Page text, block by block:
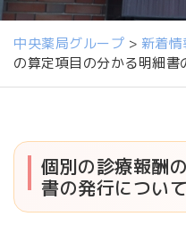
中央薬局グループ > 新着情
の算定項目の分かる明細書
個別の診療報酬
書の発行について